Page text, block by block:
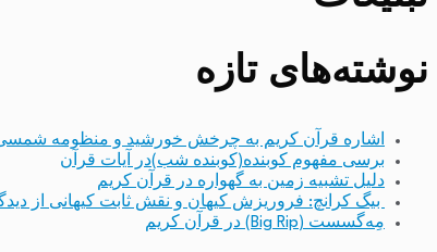
نوشته‌های تازه
اشاره قرآن کریم به چرخش خورشید و منظومه
برسی مفهوم کوبنده(کوبنده شب)در آیات قرآن
دلیل تشبیه زمین به گهواره در قرآن کریم
بیگ کرانچ: فروریزش کیهان و نقش ثابت کیهانی از
مِه‌گسست (Big Rip) در قرآن کریم